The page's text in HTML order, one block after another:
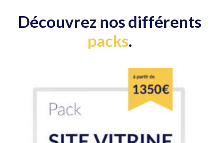
Découvrez nos différents
packs.